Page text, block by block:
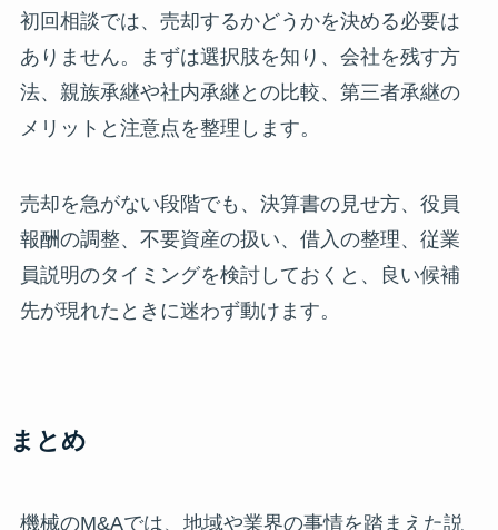
初回相談では、売却するかどうかを決める必要は
ありません。まずは選択肢を知り、会社を残す方
法、親族承継や社内承継との比較、第三者承継の
メリットと注意点を整理します。
売却を急がない段階でも、決算書の見せ方、役員
報酬の調整、不要資産の扱い、借入の整理、従業
員説明のタイミングを検討しておくと、良い候補
先が現れたときに迷わず動けます。
まとめ
機械のM&Aでは、地域や業界の事情を踏まえた説